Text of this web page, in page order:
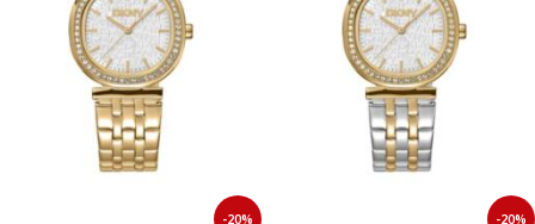
-20%
-20%